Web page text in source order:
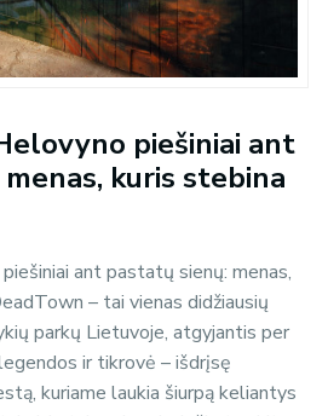
piešiniai ant
kuris stebina
ant pastatų sienų: menas,
– tai vienas didžiausių
parkų Lietuvoje, atgyjantis per
ir tikrovė – išdrįsę
kuriame laukia šiurpą keliantys